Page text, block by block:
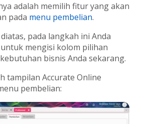
adalah memilih fitur yang akan
pada menu pembelian.
pada langkah ini Anda
mengisi kolom pilihan
bisnis Anda sekarang.
tampilan Accurate Online
pembelian: